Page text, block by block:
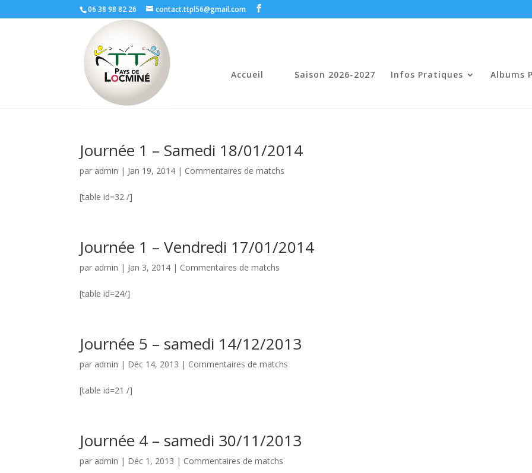
06 38 98 82 26 contact.ttpl56@gmail.com
Accueil Saison 2026-2027 Infos Pratiques Albums
Journée 1 – Samedi 18/01/2014
par admin | Jan 19, 2014 | Commentaires de matchs
[table id=32 /]
Journée 1 – Vendredi 17/01/2014
par admin | Jan 3, 2014 | Commentaires de matchs
[table id=24/]
Journée 5 – samedi 14/12/2013
par admin | Déc 14, 2013 | Commentaires de matchs
[table id=21 /]
Journée 4 – samedi 30/11/2013
par admin | Déc 1, 2013 | Commentaires de matchs